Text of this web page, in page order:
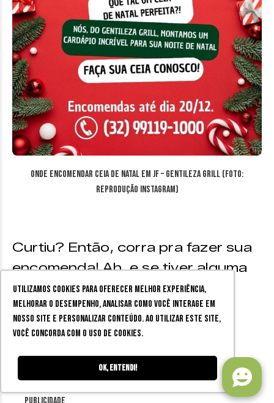
Utilizamos cookies para oferecer melhor experiência,
melhorar o desempenho, analisar como você interage em
nosso site e personalizar conteúdo. Ao utilizar este site,
você concorda com o uso de cookies.
Ok, entendi!
Onde encomendar ceia de Natal em JF – Gentileza Grill (Foto:
reprodução Instagram)
Curtiu? Então, corra pra fazer sua
encomenda! Ah, e se tiver alguma
sugestão de lugar para
encomendar ceia, envie para
redacao@zinecultural.com!